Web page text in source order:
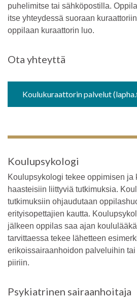
puhelimitse tai sähköpostilla.
itse yhteydessä suoraan
oppilaan kuraattorin luo.
Ota yhteyttä
Koulukuraattorin palvelut
Koulupsykologi
Koulupsykologi tekee oppimisen ja
haasteisiin liittyviä tutkimuksia.
tutkimuksiin ohjaudutaan
erityisopettajien kautta.
jälkeen oppilas saa ajan
tarvittaessa tekee lähetteen
erikoissairaanhoidon palveluihin
piiriin.
Psykiatrinen sairaanhoitaja